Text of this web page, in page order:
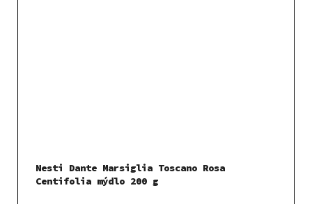
Nesti Dante Marsiglia Toscano Rosa
Centifolia mýdlo 200 g